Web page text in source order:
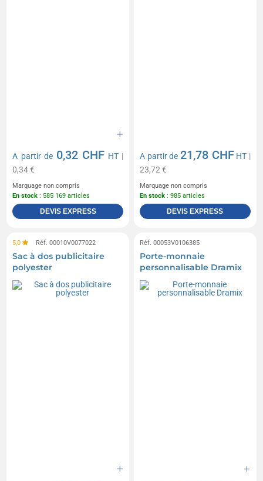
A partir de 0,32 CHF HT|
0,34 €
Marquage non compris
En stock : 585 169 articles
DEVIS EXPRESS
A partir de 21,78 CHF HT |
23,72 €
Marquage non compris
En stock : 985 articles
DEVIS EXPRESS
5,0 Réf. 00010V0077022
Sac à dos publicitaire
polyester
Réf. 00053V0106385
Porte-monnaie
personnalisable Dramix